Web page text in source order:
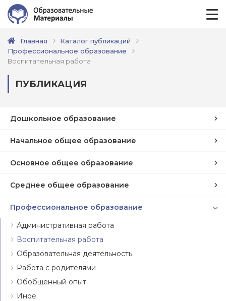
Главная
Каталог публикаций
Профессиональное образование
Воспитательная работа
ПУБЛИКАЦИЯ
Дошкольное образование
Начальное общее образование
Основное общее образование
Среднее общее образование
Профессиональное образование
Административная работа
Воспитательная работа
Образовательная деятельность
Работа с родителями
Обобщенный опыт
Иное